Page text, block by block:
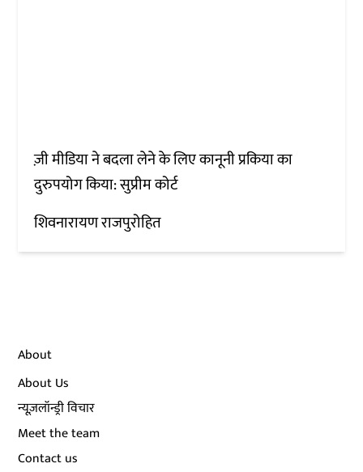
ज़ी मीडिया ने बदला लेने के लिए कानूनी प्रकिया का
दुरुपयोग किया: सुप्रीम कोर्ट
शिवनारायण राजपुरोहित
About
About Us
न्यूज़लॉन्ड्री विचार
Meet the team
Contact us